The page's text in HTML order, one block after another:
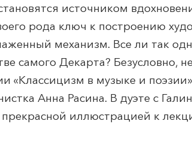
источником
рода ключ к построению
механизм. Все ли так
самого Декарта? Безусловно,
«Классицизм в музыке и
Анна Расина. В дуэте с
иллюстрацией к